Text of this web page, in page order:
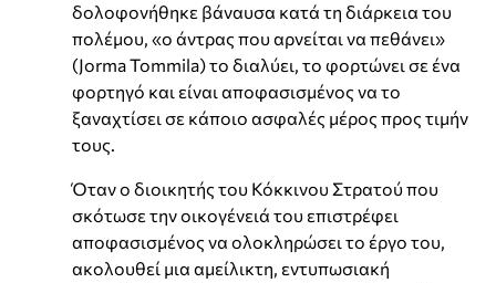
δολοφονήθηκε βάναυσα κατά τη διάρκεια του
πολέμου, «ο άντρας που αρνείται να πεθάνει»
(Jorma Tommila) το διαλύει, το φορτώνει σε ένα
φορτηγό και είναι αποφασισμένος να το
ξαναχτίσει σε κάποιο ασφαλές μέρος προς τιμήν
τους.
Όταν ο διοικητής του Κόκκινου Στρατού που
σκότωσε την οικογένειά του επιστρέφει
αποφασισμένος να ολοκληρώσει το έργο του,
ακολουθεί μια αμείλικτη, εντυπωσιακή